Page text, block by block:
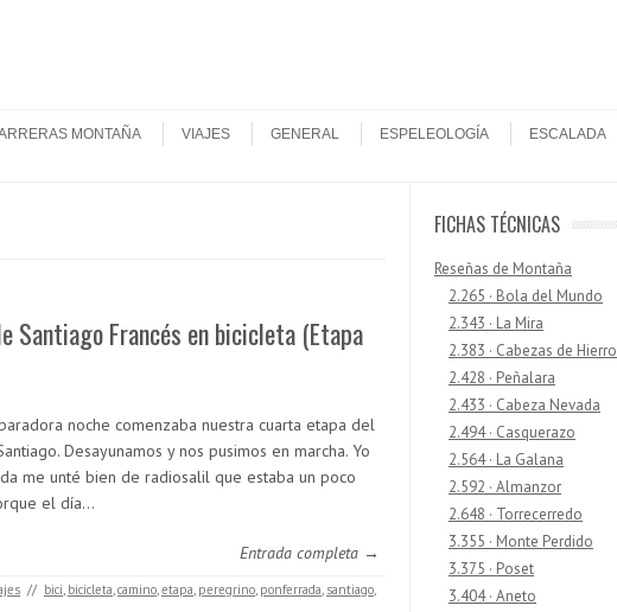
MONTAÑA VIAJES GENERAL ESPELEOLOGÍA ESCALADA
Santiago Francés en bicicleta (Etapa
noche comenzaba nuestra cuarta etapa del
Desayunamos y nos pusimos en marcha. Yo
me unté bien de radiosalil que estaba un poco
el día…
Entrada completa →
// bici, bicicleta,camino,etapa, peregrino, ponferrada, santiago,
FICHAS TÉCNICAS
Reseñas de Montaña
2.265 · Bola del Mundo
2.343 · La Mira
2.383 · Cabezas de Hierro
2.428 · Peñalara
2.433 · Cabeza Nevada
2.494 · Casquerazo
2.564 · La Galana
2.592 · Almanzor
2.648 · Torrecerredo
3.355 · Monte Perdido
3.375 · Poset
3.404 · Aneto